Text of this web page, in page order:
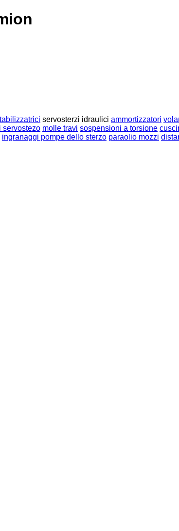
servosterzi idraulici ammortizzatori
servostezo molle travi sospensioni a torsione
ingranaggi pompe dello sterzo paraolio mozzi